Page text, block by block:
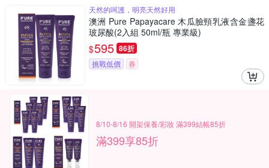
天然的呵護，明亮天然好用
澳洲 Pure Papayacare 木瓜臉頸乳液含金盞花
玻尿酸(2入組 50ml/瓶 專業級)
$595 86折
挑戰低價 券
8/10-8/16 開架保養/彩妝 滿399結帳85折
滿399享85折